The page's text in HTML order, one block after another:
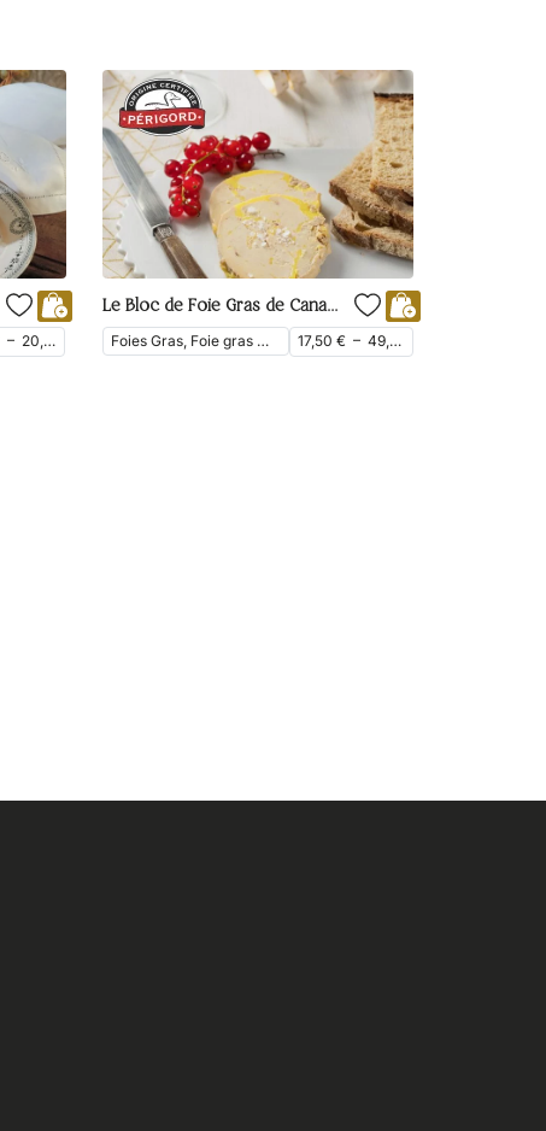
– 20,00
Le Bloc de Foie Gras de Canard Mi-Cuit avec Morceaux du Périgord
Foies Gras, Foie gras mi-cuit, Bloc de foie gras, Foie Gras de Canard 17,50 € – 49,40